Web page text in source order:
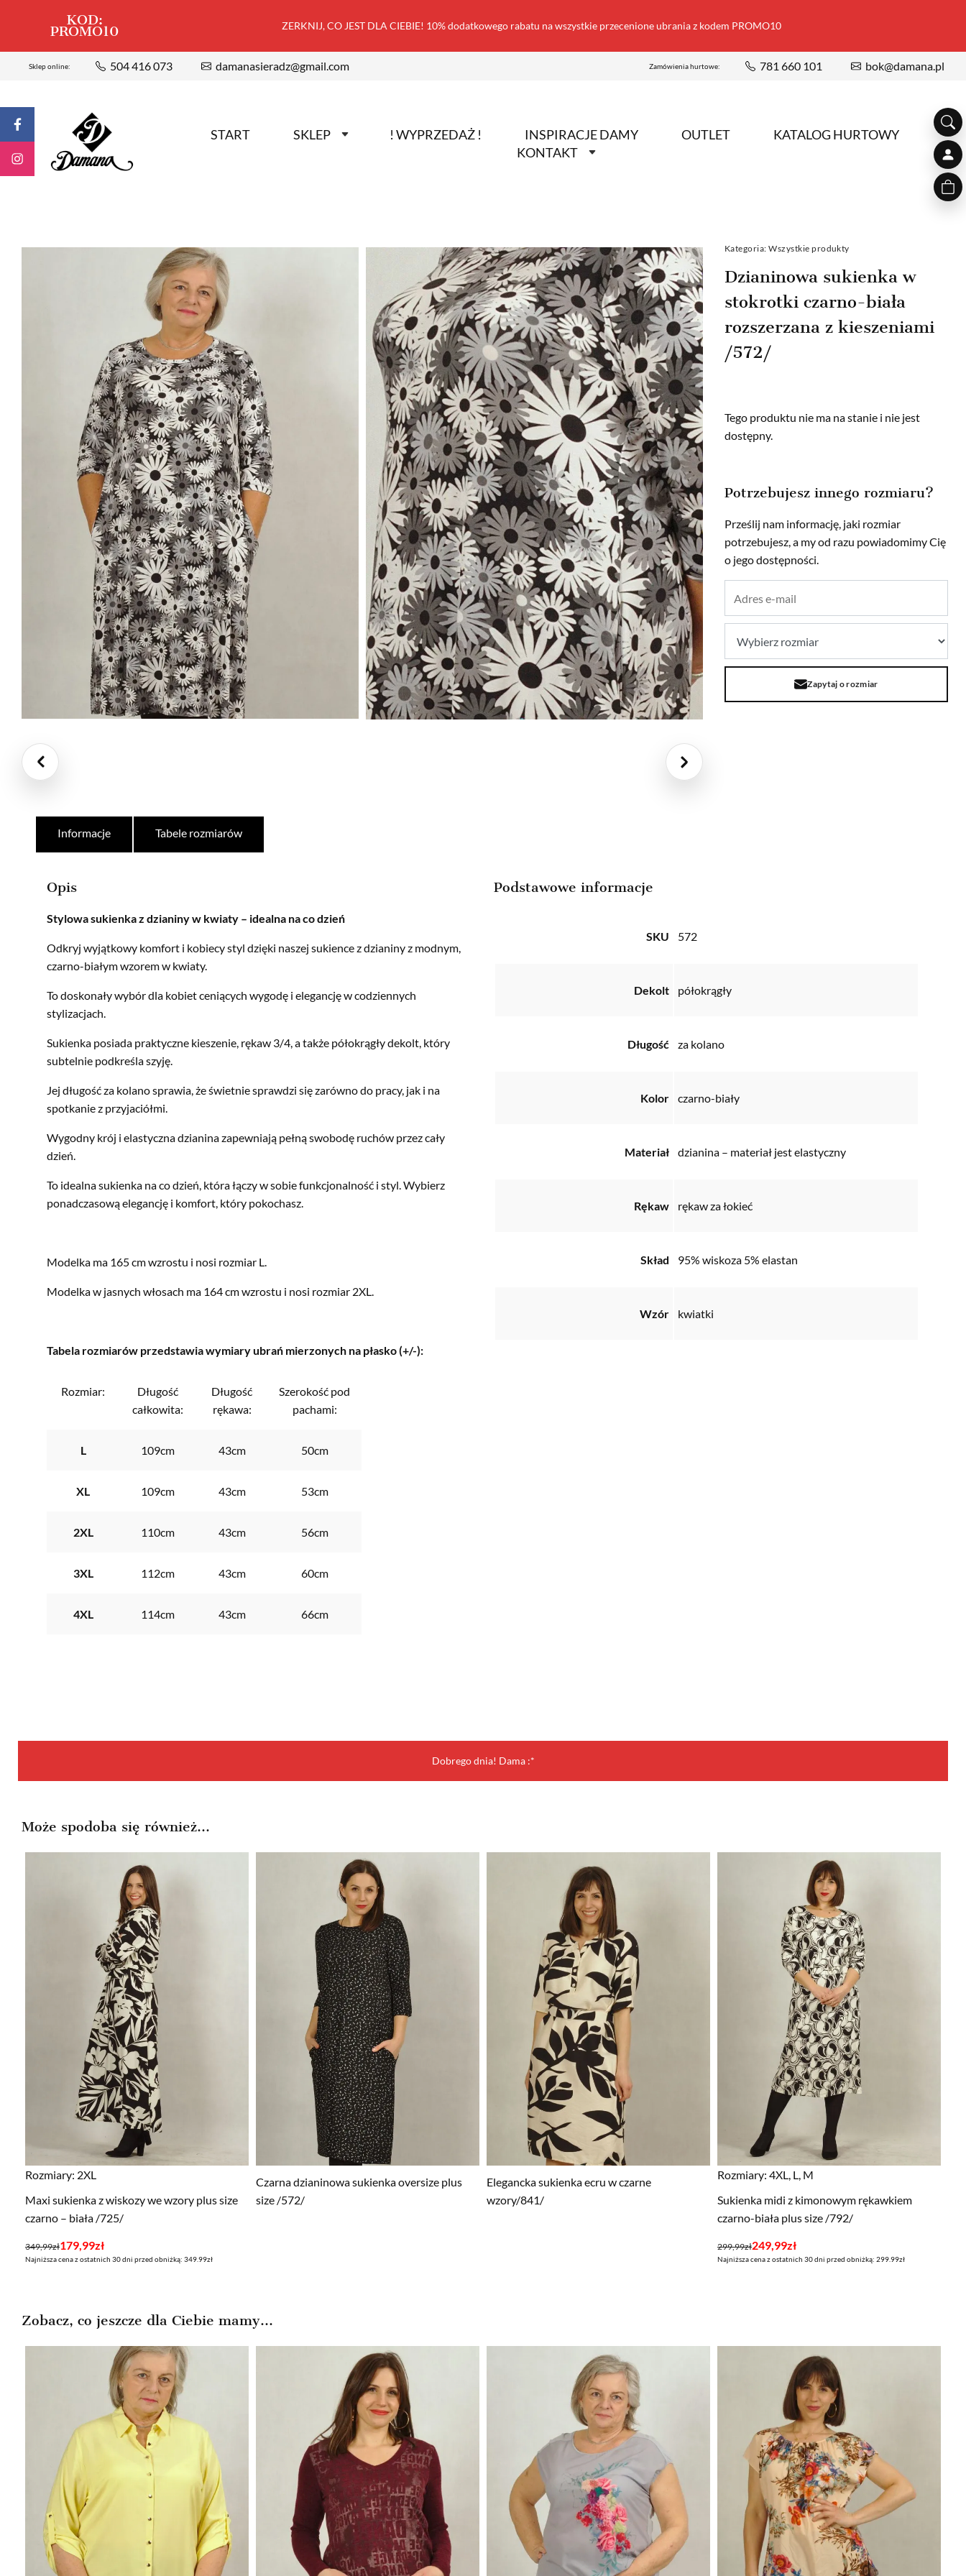
KOD:
PROMO10 ZERKNIJ, CO JEST DLA CIEBIE! 10% dodatkowego rabatu na wszystkie przecenione ubrania z kodem PROMO10
Sklep online: 504 416 073 damanasieradz@gmail.com Zamówienia hurtowe: 781 660 101 bok@damana.pl
START SKLEP ! WYPRZEDAŻ ! INSPIRACJE DAMY OUTLET
KATALOG HURTOWY
KONTAKT
Kategoria: Wszystkie produkty
Dzianinowa sukienka w
stokrotki czarno-biała
rozszerzana z kieszeniami
/572/
Tego produktu nie ma na stanie i nie jest
dostępny.
Potrzebujesz innego rozmiaru?
Prześlij nam informację, jaki rozmiar
potrzebujesz, a my od razu powiadomimy Cię
o jego dostępności.
Zapytaj o rozmiar
Informacje Tabele rozmiarów
Opis
Stylowa sukienka z dzianiny w kwiaty – idealna na co dzień
Odkryj wyjątkowy komfort i kobiecy styl dzięki naszej sukience z dzianiny z modnym,
czarno-białym wzorem w kwiaty.
To doskonały wybór dla kobiet ceniących wygodę i elegancję w codziennych
stylizacjach.
Sukienka posiada praktyczne kieszenie, rękaw 3/4, a także półokrągły dekolt, który
subtelnie podkreśla szyję.
Jej długość za kolano sprawia, że świetnie sprawdzi się zarówno do pracy, jak i na
spotkanie z przyjaciółmi.
Wygodny krój i elastyczna dzianina zapewniają pełną swobodę ruchów przez cały
dzień.
To idealna sukienka na co dzień, która łączy w sobie funkcjonalność i styl. Wybierz
ponadczasową elegancję i komfort, który pokochasz.
Modelka ma 165 cm wzrostu i nosi rozmiar L.
Modelka w jasnych włosach ma 164 cm wzrostu i nosi rozmiar 2XL.
Tabela rozmiarów przedstawia wymiary ubrań mierzonych na płasko (+/-):
Rozmiar:
Długość
całkowita:
Długość
rękawa:
Szerokość pod
pachami:
L 109cm 43cm 50cm
XL 109cm 43cm 53cm
2XL 110cm 43cm 56cm
3XL 112cm 43cm 60cm
4XL 114cm 43cm 66cm
Podstawowe informacje
SKU 572
Dekolt półokrągły
Długość za kolano
Kolor czarno-biały
Materiał dzianina – materiał jest elastyczny
Rękaw rękaw za łokieć
Skład 95% wiskoza 5% elastan
Wzór kwiatki
Dobrego dnia! Dama :*
Może spodoba się również…
Rozmiary: 2XL
Maxi sukienka z wiskozy we wzory plus size
czarno – biała /725/
349,99zł
Pierwotna
cena
179,99zł
Aktualna
cena
Najniższa cena z ostatnich 30 dni przed obniżką: 349.99zł
Czarna dzianinowa sukienka oversize plus
size /572/
Elegancka sukienka ecru w czarne
wzory/841/
Rozmiary: 4XL, L, M
Sukienka midi z kimonowym rękawkiem
czarno-biała plus size /792/
299,99zł
Pierwotna
cena
249,99zł
Aktualna
cena
Najniższa cena z ostatnich 30 dni przed obniżką: 299.99zł
Zobacz, co jeszcze dla Ciebie mamy...